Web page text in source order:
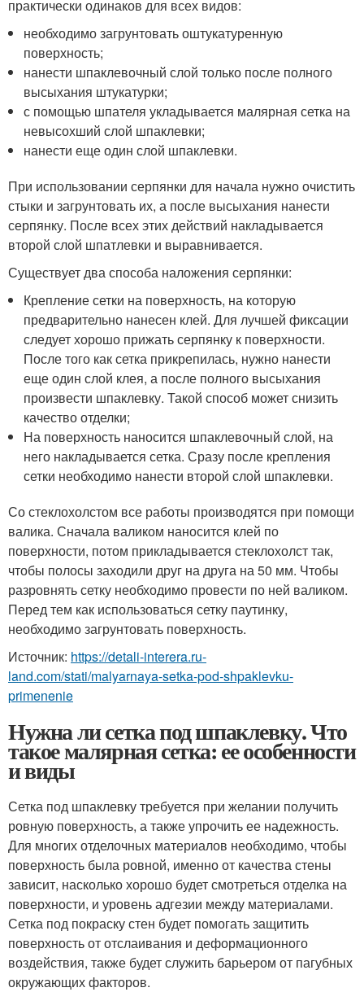
практически одинаков для всех видов:
необходимо загрунтовать оштукатуренную
поверхность;
нанести шпаклевочный слой только после полного
высыхания штукатурки;
с помощью шпателя укладывается малярная сетка на
невысохший слой шпаклевки;
нанести еще один слой шпаклевки.
При использовании серпянки для начала нужно очистить
стыки и загрунтовать их, а после высыхания нанести
серпянку. После всех этих действий накладывается
второй слой шпатлевки и выравнивается.
Существует два способа наложения серпянки:
Крепление сетки на поверхность, на которую
предварительно нанесен клей. Для лучшей фиксации
следует хорошо прижать серпянку к поверхности.
После того как сетка прикрепилась, нужно нанести
еще один слой клея, а после полного высыхания
произвести шпаклевку. Такой способ может снизить
качество отделки;
На поверхность наносится шпаклевочный слой, на
него накладывается сетка. Сразу после крепления
сетки необходимо нанести второй слой шпаклевки.
Со стеклохолстом все работы производятся при помощи
валика. Сначала валиком наносится клей по
поверхности, потом прикладывается стеклохолст так,
чтобы полосы заходили друг на друга на 50 мм. Чтобы
разровнять сетку необходимо провести по ней валиком.
Перед тем как использоваться сетку паутинку,
необходимо загрунтовать поверхность.
Источник: https://detali-interera.ru-
land.com/stati/malyarnaya-setka-pod-shpaklevku-
primenenie
Нужна ли сетка под шпаклевку. Что
такое малярная сетка: ее особенности
и виды
Сетка под шпаклевку требуется при желании получить
ровную поверхность, а также упрочить ее надежность.
Для многих отделочных материалов необходимо, чтобы
поверхность была ровной, именно от качества стены
зависит, насколько хорошо будет смотреться отделка на
поверхности, и уровень адгезии между материалами.
Сетка под покраску стен будет помогать защитить
поверхность от отслаивания и деформационного
воздействия, также будет служить барьером от пагубных
окружающих факторов.